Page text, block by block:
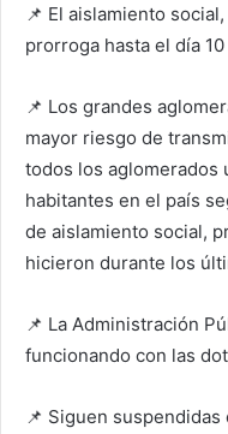
📌 El aislamiento
prorroga hasta el día
📌 Los grandes
mayor riesgo de
todos los aglomerados
habitantes en el país
de aislamiento social,
hicieron durante los
📌 La Administración
funcionando con las
📌 Siguen